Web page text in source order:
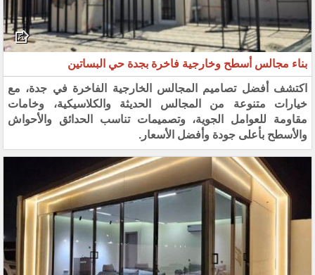
بناء مجالس أسطح وخارجية فاخرة بجدة حي البساتين
اكتشف أفضل تصاميم المجالس الخارجية الفاخرة في جدة، مع
خيارات متنوعة من المجالس الحديثة والكلاسيكية، وخامات
مقاومة للعوامل الجوية، وتصميمات تناسب الحدائق والأحواش
والأسطح بأعلى جودة وأفضل الأسعار.